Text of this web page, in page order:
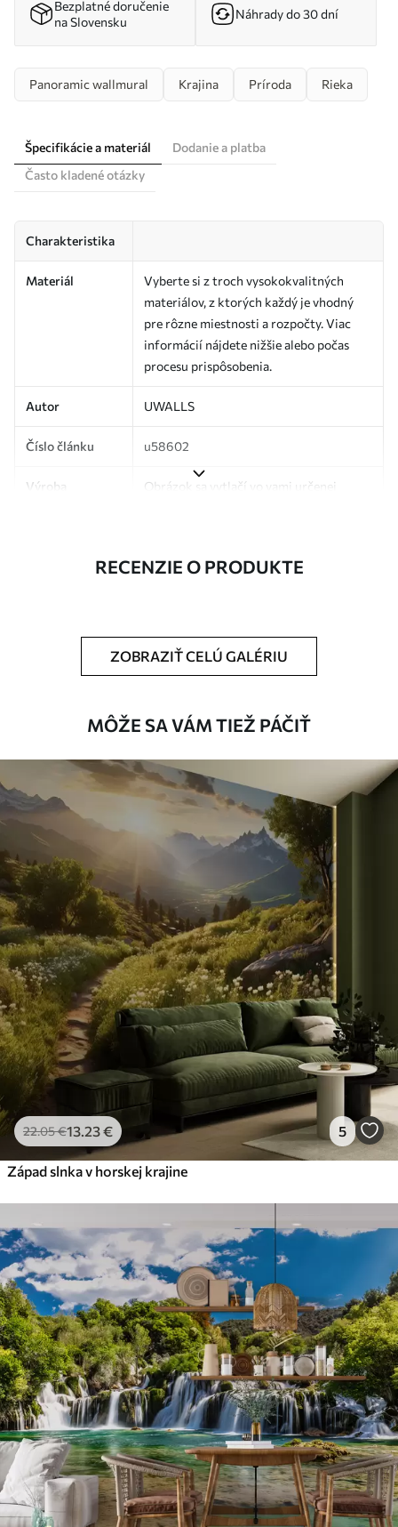
Bezplatné doručenie
na Slovensku
Náhrady do 30 dní
Panoramic wallmural Krajina Príroda Rieka
Špecifikácie a materiál
Dodanie a platba
Často kladené otázky
Charakteristika
Materiál
Vyberte si z troch vysokokvalitných
materiálov, z ktorých každý je vhodný
pre rôzne miestnosti a rozpočty. Viac
informácií nájdete nižšie alebo počas
procesu prispôsobenia.
Autor UWALLS
Číslo článku u58602
Výroba
Obrázok sa vytlačí vo vami určenej
Môžete pridať lak a/alebo lepidlo na
špongiou. Tapety s lakovanou
povrchovou úpravou sa môžu čistiť
Spôsob aplikácie Plynulá aplikácia
Dostupné materiály
Štandard
45.0027.00
Premium
56.6734.00€/m²
Prémiový vinyl
65.0039.00€/m²
Peel and Stick
81 .67 .00€
RECENZIE O PRODUKTE
ZOBRAZIŤ CELÚ GALÉRIU
MÔŽE SA VÁM TIEŽ PÁČIŤ
22.05€13.23€ 5
Západ slnka v horskej krajine